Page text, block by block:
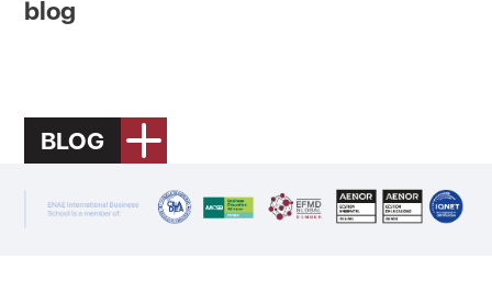
blog
BLOG